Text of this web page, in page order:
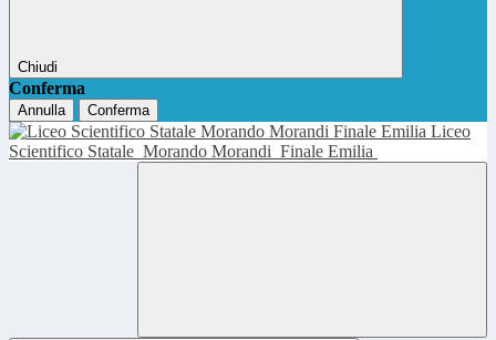
Chiudi
Conferma
Annulla Conferma
Liceo
Scientifico Statale Morando Morandi Finale Emilia